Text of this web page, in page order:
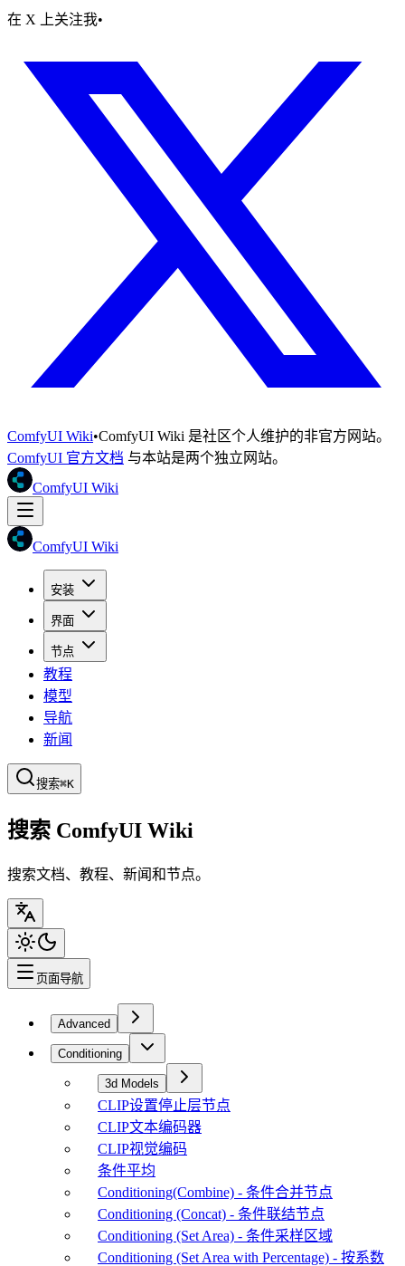
在 X 上关注我•
ComfyUI Wiki•ComfyUI Wiki 是社区个人维护的非官方网站。
ComfyUI 官方文档 与本站是两个独立网站。
ComfyUI Wiki
ComfyUI Wiki
安装
界面
节点
教程
模型
导航
新闻
搜索⌘K
搜索 ComfyUI Wiki
搜索文档、教程、新闻和节点。
页面导航
Advanced
Conditioning
3d Models
CLIP设置停止层节点
CLIP文本编码器
CLIP视觉编码
条件平均
Conditioning(Combine) - 条件合并节点
Conditioning (Concat) - 条件联结节点
Conditioning (Set Area) - 条件采样区域
Conditioning (Set Area with Percentage) - 按系数